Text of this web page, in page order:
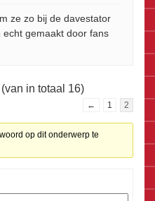
ze zo bij de davestator
gemaakt door fans
in totaal 16)
← 1 2
op dit onderwerp te